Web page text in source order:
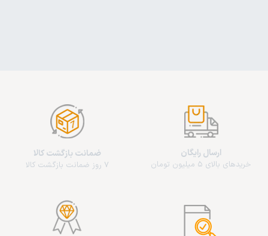
ارسال رایگان
خریدهای بالای 5 میلیون تومان
ضمانت بازگشت کالا
7 روز ضمانت بازگشت کالا